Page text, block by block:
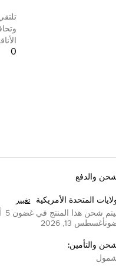
0
والدفع
المتحدة الأمريكية تغيير
شحن هذا المنتج في غضون 5
أغسطس 13, 2026
والتأمين: